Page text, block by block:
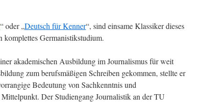
“ oder „Deutsch für Kenner“, sind einsame Klassiker dieses
komplettes Germanistikstudium.
akademischen Ausbildung im Journalismus für weit
zum berufsmäßigen Schreiben gekommen, stellte er
Bedeutung von Sachkenntnis und
Der Studiengang Journalistik an der TU